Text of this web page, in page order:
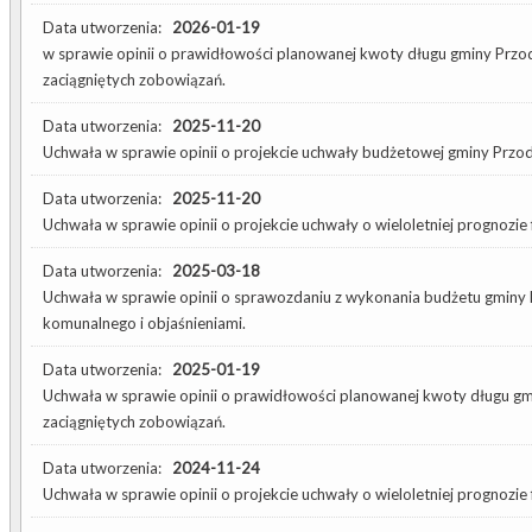
Data utworzenia: 2026-01-19
w sprawie opinii o prawidłowości planowanej kwoty długu gminy
zaciągniętych zobowiązań.
Data utworzenia: 2025-11-20
Uchwała w sprawie opinii o projekcie uchwały budżetowej gminy
Data utworzenia: 2025-11-20
Uchwała w sprawie opinii o projekcie uchwały o wieloletniej
Data utworzenia: 2025-03-18
Uchwała w sprawie opinii o sprawozdaniu z wykonania budżetu
komunalnego i objaśnieniami.
Data utworzenia: 2025-01-19
Uchwała w sprawie opinii o prawidłowości planowanej kwoty długu
zaciągniętych zobowiązań.
Data utworzenia: 2024-11-24
Uchwała w sprawie opinii o projekcie uchwały o wieloletniej